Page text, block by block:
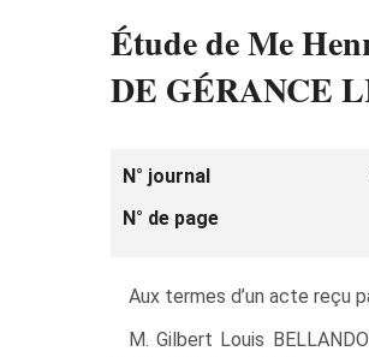
Étude de Me
DE GÉRANCE
N° journal
N° de page
Aux termes d’un acte reçu
M. Gilbert Louis